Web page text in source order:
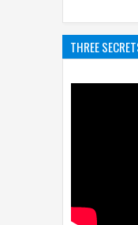
THREE